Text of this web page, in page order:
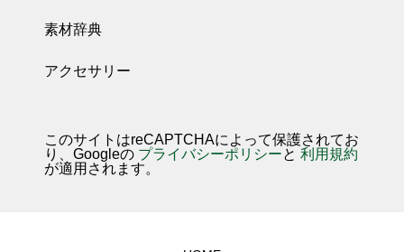
素材辞典
アクセサリー
このサイトはreCAPTCHAによって保護されてお
り、Googleの プライバシーポリシーと 利用規約
が適用されます。